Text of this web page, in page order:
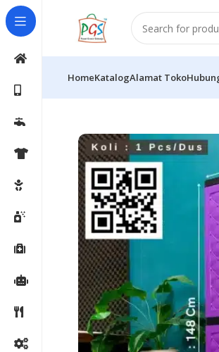
HomeKatalogAlamat Toko